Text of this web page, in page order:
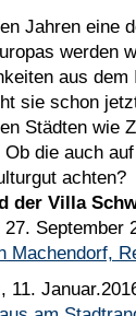
Jahren eine
werden
aus dem
sie schon
Städten wie
die auch
achten?
der Villa
September
Machendorf,
11.